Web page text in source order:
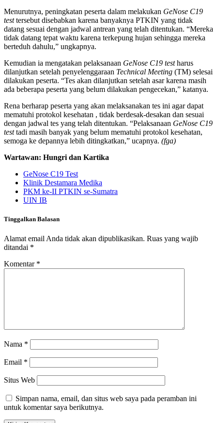
Menurutnya, peningkatan peserta dalam melakukan GeNose C19
testtersebut disebabkan karena banyaknya PTKIN yang tidak
datang sesuai dengan jadwal antrean yang telah ditentukan. “Mereka
tidak datang tepat waktu karena terkepung hujan sehingga mereka
berteduh dahulu,” ungkapnya.
Kemudian ia mengatakan pelaksanaan GeNose C19 testharus
dilanjutkan setelah penyelenggaraan Technical Meeting (TM) selesai
dilakukan peserta. “Tes akan dilanjutkan setelah asar karena masih
ada beberapa peserta yang belum dilakukan pengecekan,” katanya.
Rena berharap peserta yang akan melaksanakan tes ini agar dapat
mematuhi protokol kesehatan , tidak berdesak-desakan dan sesuai
dengan jadwal tes yang telah ditentukan. “Pelaksanaan GeNose C19
testtadi masih banyak yang belum mematuhi protokol kesehatan,
semoga ke depannya lebih ditingkatkan,” ucapnya. (fga)
Wartawan: Hungri dan Kartika
GeNose C19 Test
Klinik Destamara Medika
PKM ke-II PTKIN se-Sumatra
UIN IB
Tinggalkan Balasan
Alamat email Anda tidak akan dipublikasikan. Ruas yang wajib
ditandai *
Komentar *
Nama *
Email *
Situs Web
Simpan nama, email, dan situs web saya pada peramban ini
untuk komentar saya berikutnya.